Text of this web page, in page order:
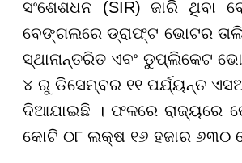
ସଂଶେଶଧନ (SIR) ଜାରି ଥିବା
ବେଙ୍ଗଲରେ ଡ୍ରାଫ୍ଟ ଭୋଟର
ସ୍ଥାନାନ୍ତରିତ ଏବଂ ଡୁପ୍ଲିକେଟ
୪ ରୁ ଡିସେମ୍ବର ୧୧ ପର୍ଯ୍ୟନ୍ତ
ଦିଆଯାଇଛି । ଫଳରେ ରାଜ୍ୟରେ
କୋଟି ୦୮ ଲକ୍ଷ ୧୬ ହଜାର ୬୩୦